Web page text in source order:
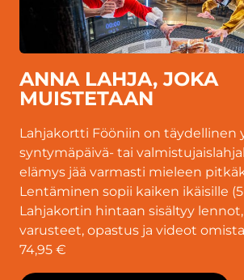
ANNA LAHJA, JOKA
MUISTETAAN
Lahjakortti Fööniin on täydellinen
syntymäpäivä- tai
elämys jää varmasti mieleen
Lentäminen sopii kaiken ikäisille
Lahjakortin hintaan sisältyy
varusteet, opastus ja videot
74,95 €